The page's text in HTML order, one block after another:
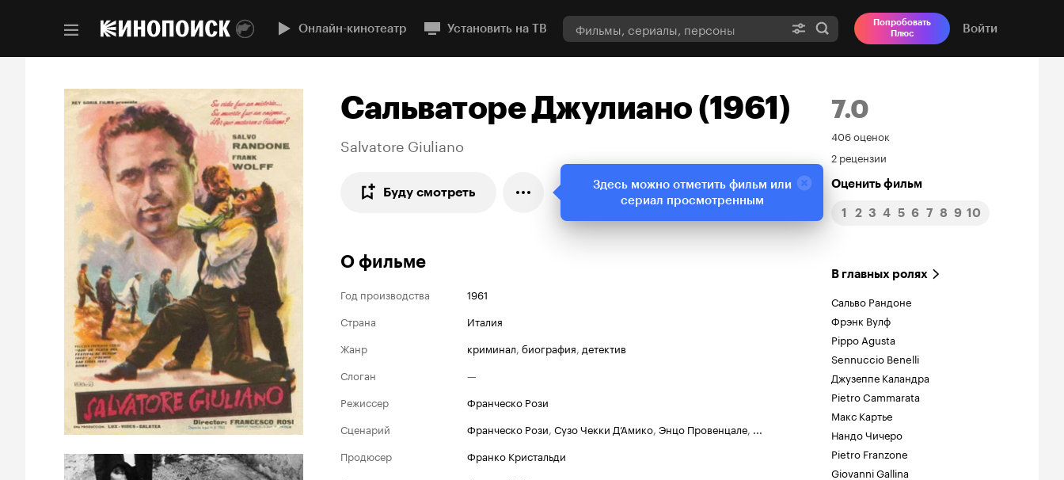
Онлайн-кинотеатр Установить на ТВ
Попробовать
Плюс
Войти
Сальваторе Джулиано (1961)
Salvatore Giuliano
Буду смотреть
7.0
Рейтинг
Кинопоиска
7.0
406 оценок
2 рецензии
Оценить фильм
1 2 3 4 5 6 7 8 9 10
О фильме
Год производства
1961
Страна
Италия
Жанр
криминал, биография, детектив
Слоган
—
Режиссер
Франческо Рози
Сценарий
Франческо Рози, Сузо Чекки Д’Амико, Энцо Провенцале, ...
Продюсер
Франко Кристальди
В главных ролях
Сальво Рандоне
Фрэнк Вулф
Pippo Agusta
Sennuccio Benelli
Джузеппе Каландра
Pietro Cammarata
Макс Картье
Нандо Чичеро
Pietro Franzone
Giovanni Gallina
Здесь можно отметить фильм или
сериал просмотренным